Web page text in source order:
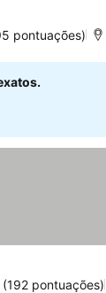
pontuações)
(192 pontuações)